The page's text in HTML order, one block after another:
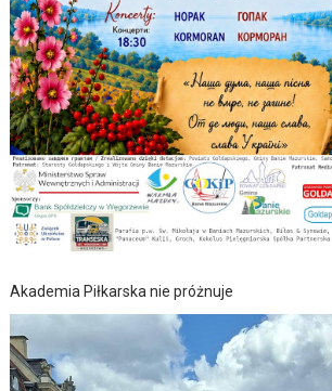
Akademia Piłkarska nie próżnuje